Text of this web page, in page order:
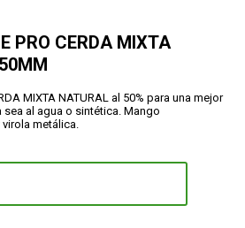
PRO CERDA MIXTA
MIXTA NATURAL al 50% para una mejor
al agua o sintética. Mango
metálica.
DE PAGO